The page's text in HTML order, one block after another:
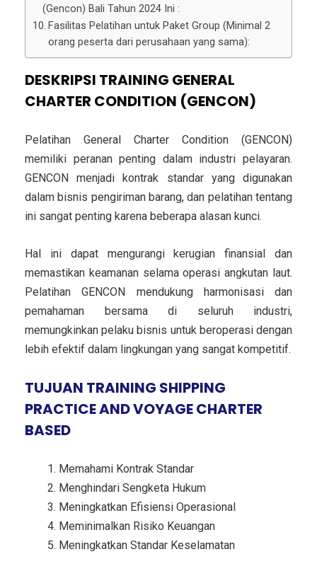
(Gencon) Bali Tahun 2024 Ini :
Fasilitas Pelatihan untuk Paket Group (Minimal 2
orang peserta dari perusahaan yang sama):
DESKRIPSI TRAINING GENERAL
CHARTER CONDITION (GENCON)
Pelatihan General Charter Condition (GENCON)
memiliki peranan penting dalam industri pelayaran.
GENCON menjadi kontrak standar yang digunakan
dalam bisnis pengiriman barang, dan pelatihan tentang
ini sangat penting karena beberapa alasan kunci.
Hal ini dapat mengurangi kerugian finansial dan
memastikan keamanan selama operasi angkutan laut.
Pelatihan GENCON mendukung harmonisasi dan
pemahaman bersama di seluruh industri,
memungkinkan pelaku bisnis untuk beroperasi dengan
lebih efektif dalam lingkungan yang sangat kompetitif.
TUJUAN TRAINING SHIPPING
PRACTICE AND VOYAGE CHARTER
BASED
Memahami Kontrak Standar
Menghindari Sengketa Hukum
Meningkatkan Efisiensi Operasional
Meminimalkan Risiko Keuangan
Meningkatkan Standar Keselamatan